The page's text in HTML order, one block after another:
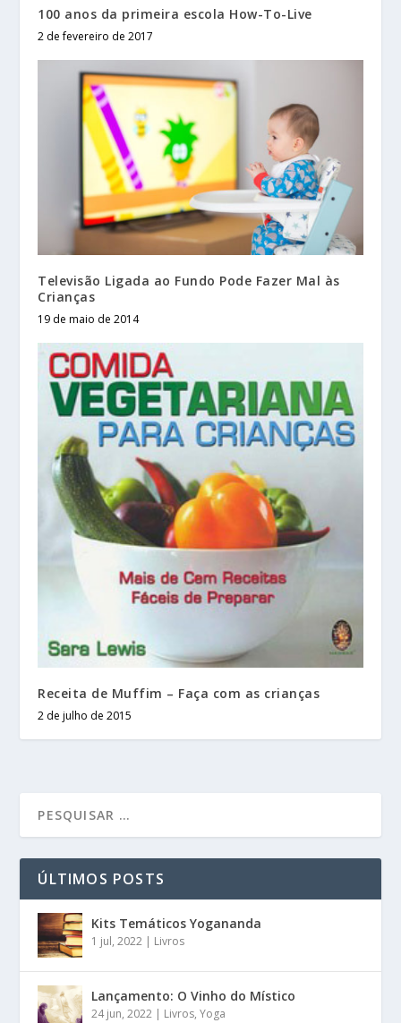
100 anos da primeira escola How-To-Live
2 de fevereiro de 2017
Televisão Ligada ao Fundo Pode Fazer Mal às
Crianças
19 de maio de 2014
Receita de Muffim – Faça com as crianças
2 de julho de 2015
ÚLTIMOS POSTS
Kits Temáticos Yogananda
1 jul, 2022 | Livros
Lançamento: O Vinho do Místico
24 jun, 2022 | Livros,Yoga